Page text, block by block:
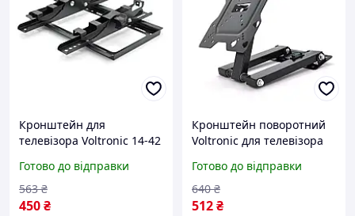
Кронштейн для
телевізора Voltronic 14-42
чорний кут нахилу ±15°
buzyna
Готово до відправки
450₴
563 ₴
Кронштейн поворотний
Voltronic для телевізора
±15°, чорний buzyna
Готово до відправки
512₴
640 ₴